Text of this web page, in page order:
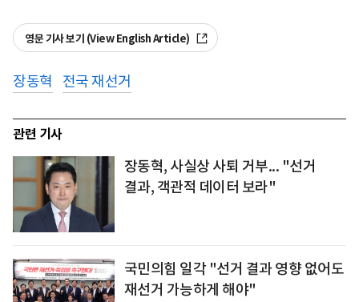
영문 기사 보기 (View English Article)
장동혁 전국 재선거
관련 기사
장동혁, 사실상 사퇴 거부... "선거
결과, 객관적 데이터 보라"
국민의힘 일각 "선거 결과 영향 없어도
재선거 가능하게 해야"